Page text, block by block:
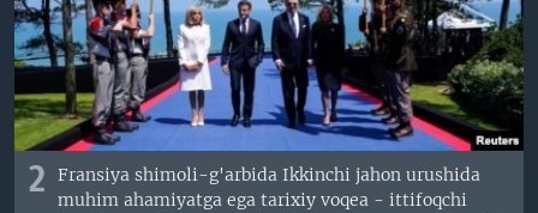
2
Fransiya shimoli-g'arbida Ikkinchi jahon urushida
muhim ahamiyatga ega tarixiy voqea - ittifoqchi